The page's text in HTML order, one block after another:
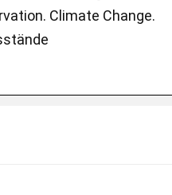
Climate Change.